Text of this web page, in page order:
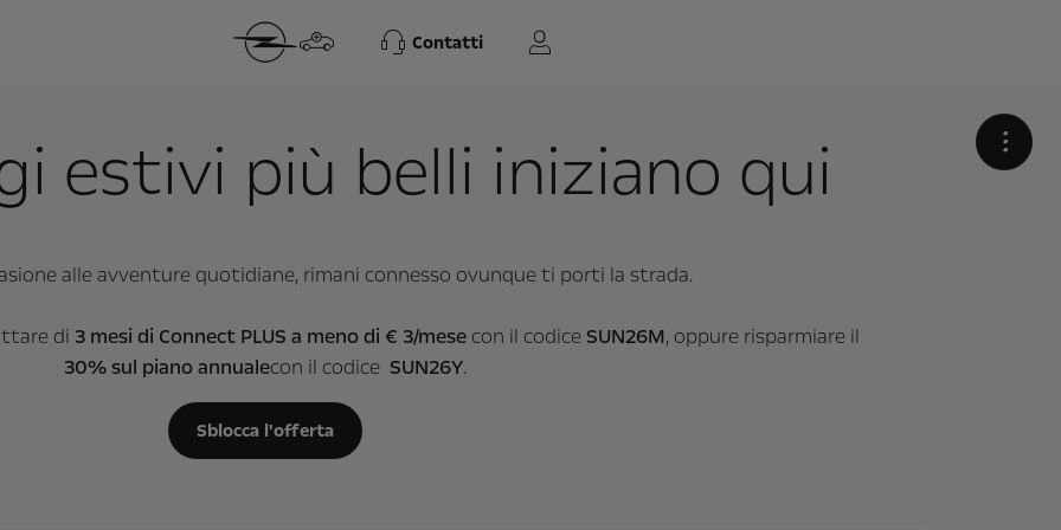
Contatti
•
estivi più belli iniziano qui
alle avventure quotidiane, rimani connesso ovunque ti porti la strada.
di 3 mesi di Connect PLUS a meno di € 3/mesecon il codice SUN26M, oppure risparmiare il
30% sul piano annualecon il codiceSUN26Y.
Sblocca l'offerta